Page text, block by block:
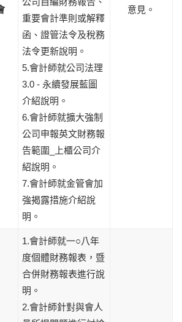
重要會計準則或解釋
函、證管法令及稅務
法令更新說明。
5.會計師就公司法理
3.0 - 永續發展藍圖
介紹說明。
6.會計師就擴大強制
公司申報英文財務報
告範圍_上櫃公司介
紹說明。
7.會計師就金管會加
強揭露措施介紹說
明。
意見。
1.會計師就一○八年
度個體財務報表，暨
合併財務報表進行說
明。
2.會計師針對與會人